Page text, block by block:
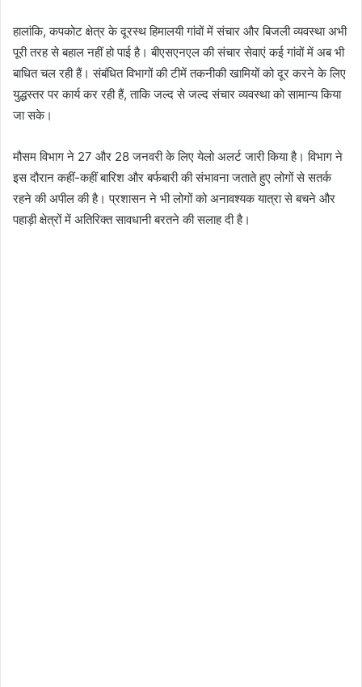
हालांकि, कपकोट क्षेत्र के दूरस्थ हिमालयी गांवों में संचार और बिजली व्यवस्था अभी
पूरी तरह से बहाल नहीं हो पाई है। बीएसएनएल की संचार सेवाएं कई गांवों में अब भी
बाधित चल रही हैं। संबंधित विभागों की टीमें तकनीकी खामियों को दूर करने के लिए
युद्धस्तर पर कार्य कर रही हैं, ताकि जल्द से जल्द संचार व्यवस्था को सामान्य किया
जा सके।
मौसम विभाग ने 27 और 28 जनवरी के लिए येलो अलर्ट जारी किया है। विभाग ने
इस दौरान कहीं-कहीं बारिश और बर्फबारी की संभावना जताते हुए लोगों से सतर्क
रहने की अपील की है। प्रशासन ने भी लोगों को अनावश्यक यात्रा से बचने और
पहाड़ी क्षेत्रों में अतिरिक्त सावधानी बरतने की सलाह दी है।